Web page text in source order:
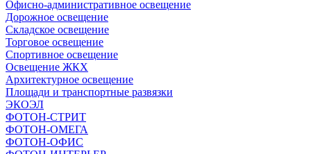
Офисно-административное освещение
Дорожное освещение
Складское освещение
Торговое освещение
Спортивное освещение
Освещение ЖКХ
Архитектурное освещение
Площади и транспортные развязки
ЭКОЭЛ
ФОТОН-СТРИТ
ФОТОН-ОМЕГА
ФОТОН-ОФИС